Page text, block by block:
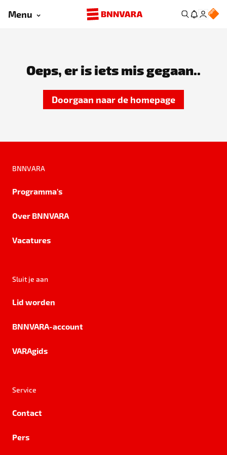
Menu
Oeps, er is iets mis gegaan..
Doorgaan naar de homepage
BNNVARA
Programma's
Over BNNVARA
Vacatures
Sluit je aan
Lid worden
BNNVARA-account
VARAgids
Service
Contact
Pers